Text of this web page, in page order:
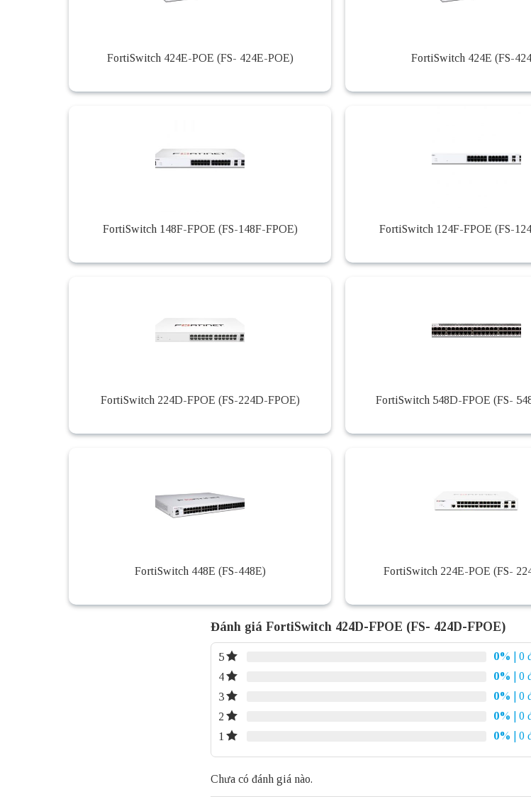
FortiSwitch 424E-POE (FS- 424E-POE) FortiSwitch 424E (FS-
FortiSwitch 148F-FPOE (FS-148F-FPOE) FortiSwitch 124F-FPOE (FS-
FortiSwitch 224D-FPOE (FS-224D-FPOE) FortiSwitch 548D-FPOE (FS-
FortiSwitch 448E (FS-448E) FortiSwitch 224E-POE (FS-
Đánh giá FortiSwitch 424D-FPOE (FS- 424D-FPOE)
5 0%
| 0
4
0%
| 0
3
0%
| 0
2
0%
| 0
1
0% | 0
Chưa có đánh giá nào.